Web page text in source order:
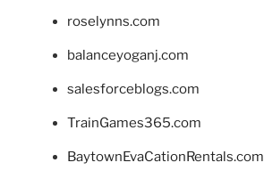
roselynns.com
balanceyoganj.com
salesforceblogs.com
TrainGames365.com
BaytownEvaCationRentals.com